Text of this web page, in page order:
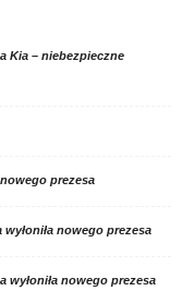
Kia – niebezpieczne
nowego prezesa
nowego prezesa
wyłoniła nowego prezesa